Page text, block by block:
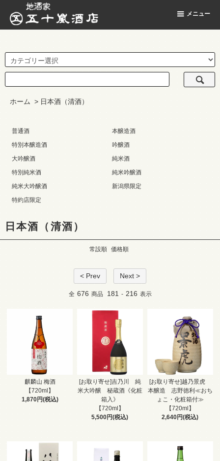
地酒家 五十嵐酒店
メニュー
ホーム > 日本酒（清酒）
普通酒
本醸造酒
特別本醸造酒
吟醸酒
大吟醸酒
純米酒
特別純米酒
純米吟醸酒
純米大吟醸酒
新潟県限定
特約店限定
日本酒（清酒）
常設順 価格順
< Prev Next >
全 676 商品 181 - 216 表示
麒麟山 梅酒
【720ml】
1,870円(税込)
[お取り寄せ]吉乃川 純
米大吟醸 秘蔵酒《化粧
箱入》
【720ml】
5,500円(税込)
[お取り寄せ]越乃景虎
本醸造 志野徳利≪おち
ょこ・化粧箱付≫
【720ml】
2,640円(税込)